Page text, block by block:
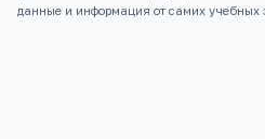
данные и информация от самих учебных